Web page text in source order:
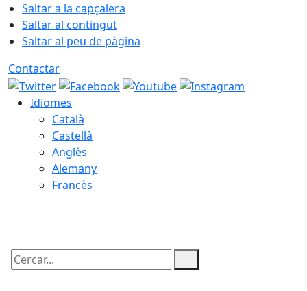
Saltar a la capçalera
Saltar al contingut
Saltar al peu de pàgina
Contactar
Idiomes
Català
Castellà
Anglès
Alemany
Francès
Cercar: